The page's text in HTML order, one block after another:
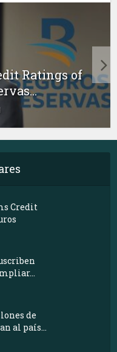
Ratings of
Credit
de
al país...